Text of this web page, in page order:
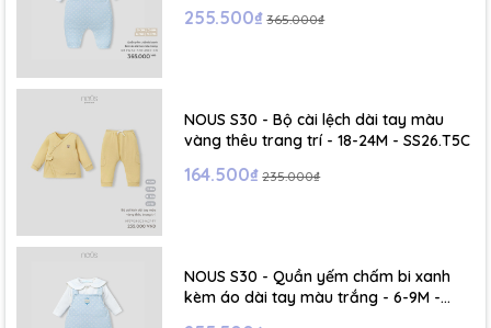
255.500₫ 365.000₫
NOUS S30 - Bộ cài lệch dài tay màu
vàng thêu trang trí - 18-24M - SS26.T5C
164.500₫ 235.000₫
NOUS S30 - Quần yếm chấm bi xanh
kèm áo dài tay màu trắng - 6-9M -